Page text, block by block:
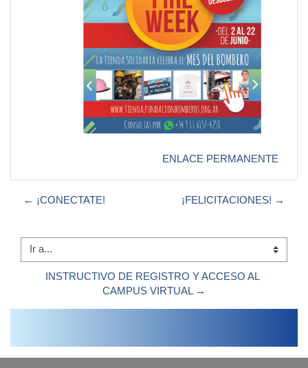
ENLACE PERMANENTE
← ¡CONECTATE! ¡FELICITACIONES! →
Ir a...
INSTRUCTIVO DE REGISTRO Y ACCESO AL
CAMPUS VIRTUAL →